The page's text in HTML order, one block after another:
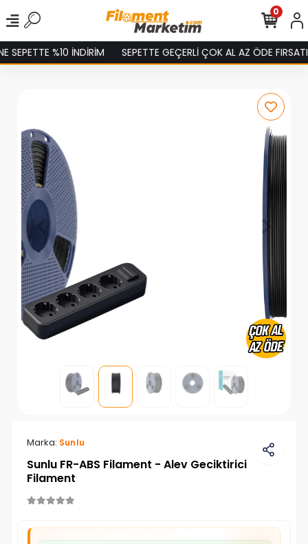
%10 İNDİRİM SEPETTE GEÇERLİ ÇOK AL AZ ÖDE FIRSATINI
0
Marka: Sunlu
Sunlu FR-ABS Filament - Alev Geciktirici
Filament